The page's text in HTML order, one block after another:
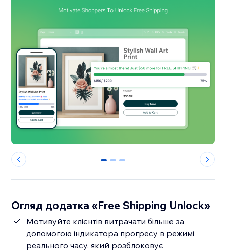
0 1 2
Огляд додатка «Free Shipping Unlock»
Мотивуйте клієнтів витрачати більше за
допомогою індикатора прогресу в режимі
реального часу, який розблоковує